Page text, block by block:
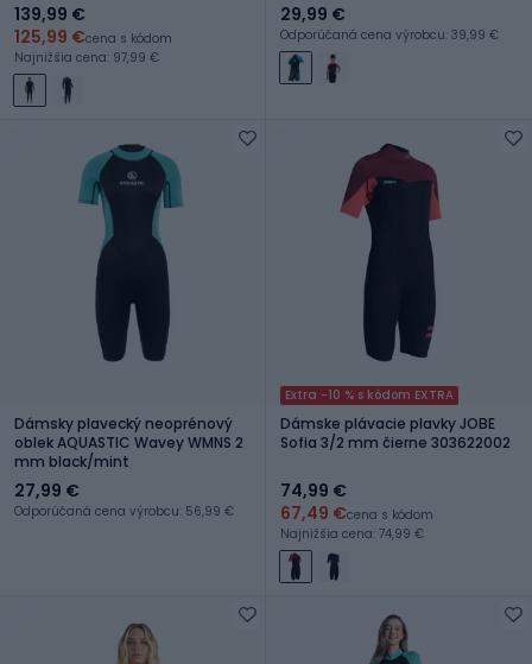
139,99 €
125,99 €cena s kódom
Najnižšia cena: 97,99 €
29,99 €
Odporúčaná cena výrobcu: 39,99 €
Dámsky plavecký neoprénový
oblek AQUASTIC Wavey WMNS 2
mm black/mint
27,99 €
Odporúčaná cena výrobcu: 56,99 €
Extra -10 % s kódom EXTRA
Dámske plávacie plavky JOBE
Sofia 3/2 mm čierne 303622002
74,99 €
67,49 €cena s kódom
Najnižšia cena: 74,99 €